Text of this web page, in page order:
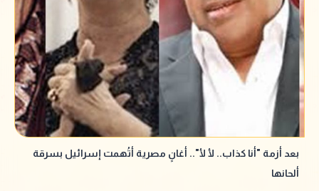
بعد أزمة "أنا كذاب.. لأ لأ".. أغانٍ مصرية أتُهمت إسرائيل بسرقة
ألحانها